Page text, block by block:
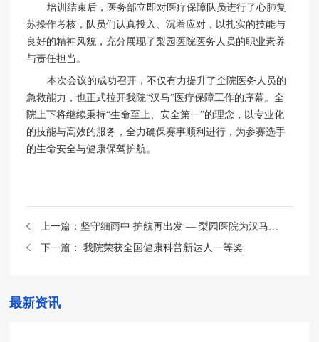
培训结束后，医务部立即对医疗保障队员进行了心肺复
苏操作考核，队员们认真投入、沉着应对，以扎实的技能与
良好的精神风貌，充分展现了梨园医院医务人员的职业素养
与责任担当。
本次会议的成功召开，不仅有力提升了全院医务人员的
急救能力，也正式拉开我院“汉马”医疗保障工作的序幕。全
院上下将继续秉持“生命至上、安全第一”的理念，以专业化
的技能与高效的服务，全力确保赛事顺利进行，为参赛选手
的生命安全与健康保驾护航。
上一篇：
我院荣获全国健康科普新达人一等奖
下一篇：
最新资讯